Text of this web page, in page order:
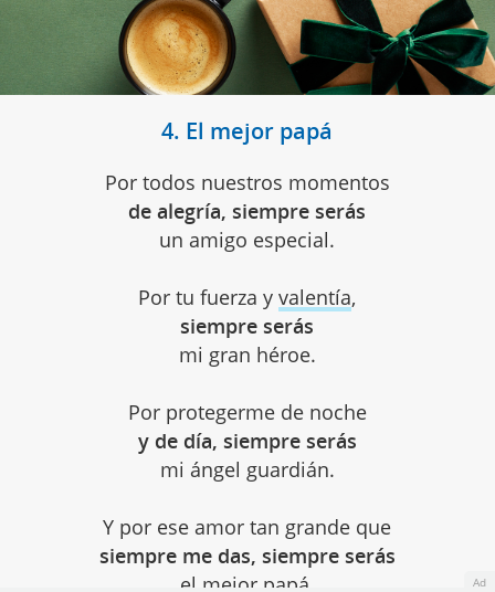
4. El mejor papá
Por todos nuestros momentos
de alegría, siempre serás
un amigo especial.
Por tu fuerza yvalentía,
siempre serás
mi gran héroe.
Por protegerme de noche
y de día, siempre serás
mi ángel guardián.
Y por ese amor tan grande que
siempre me das, siempre serás
el mejor papá Ad